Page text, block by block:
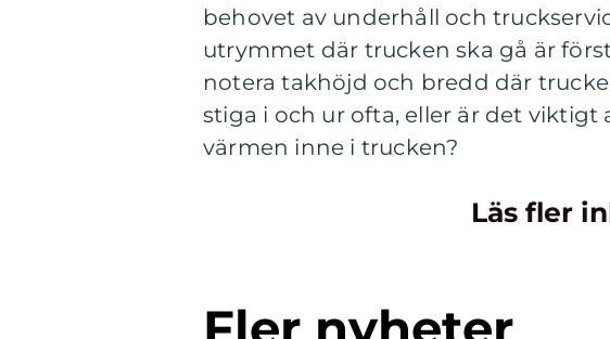
behovet av underhåll och
utrymmet där trucken ska gå är
notera takhöjd och bredd där
stiga i och ur ofta, eller är det
värmen inne i trucken?
Läs fler